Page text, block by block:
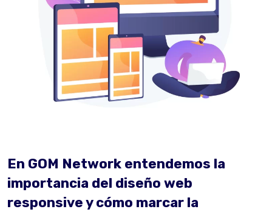
En GOM Network entendemos la
importancia del diseño web
responsive y cómo marcar la